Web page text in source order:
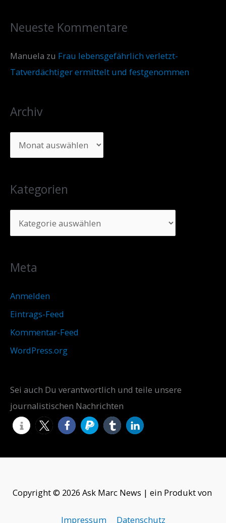
Neueste Kommentare
Manuela zu Frau lebensgefährlich verletzt-
Tatverdächtiger ermittelt und festgenommen
Archiv
Kategorien
Meta
Anmelden
Eintrags-Feed
Kommentar-Feed
WordPress.org
Sei auch Du verantwortlich und teile unsere
journalistischen Nachrichten
Copyright © 2026 Ask Marc News | ein Produkt von
Impressum Datenschutz